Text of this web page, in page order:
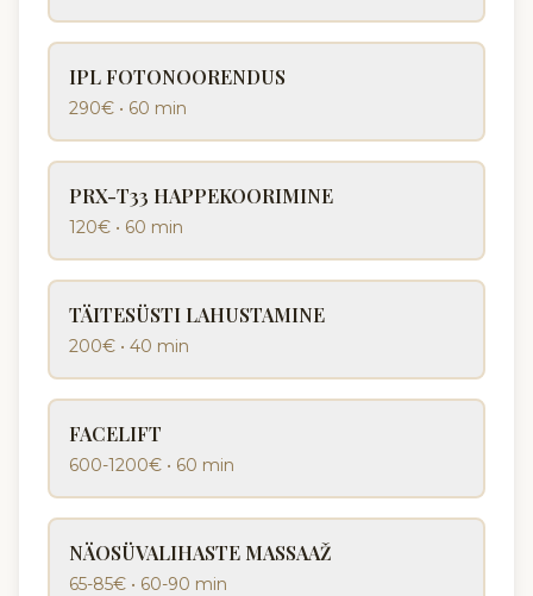
IPL FOTONOORENDUS
290€ • 60 min
PRX-T33 HAPPEKOORIMINE
120€ • 60 min
TÄITESÜSTI LAHUSTAMINE
200€ • 40 min
FACELIFT
600-1200€ • 60 min
NÄOSÜVALIHASTE MASSAAŽ
65-85€ • 60-90 min